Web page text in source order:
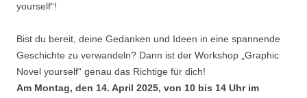
yourself“!
Bist du bereit, deine Gedanken und Ideen in eine spannende
Geschichte zu verwandeln? Dann ist der Workshop „Graphic
Novel yourself“ genau das Richtige für dich!
Am Montag, den 14. April 2025, von 10 bis 14 Uhr im